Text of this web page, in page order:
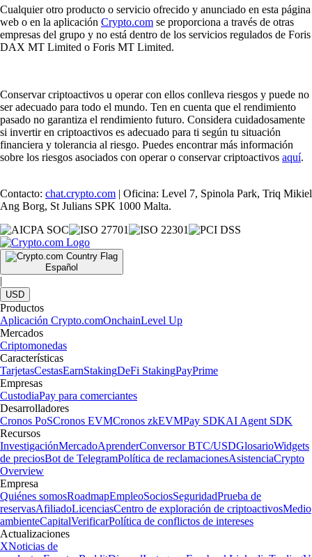
Cualquier otro producto o servicio ofrecido y anunciado en esta página
web o en la aplicación Crypto.com se proporciona a través de otras
empresas del grupo y no está dentro de los servicios regulados de Foris
DAX MT Limited o Foris MT Limited.
Conservar criptoactivos u operar con ellos conlleva riesgos y puede no
ser adecuado para todo el mundo. Ten en cuenta que el rendimiento
pasado no garantiza el rendimiento futuro. Considera cuidadosamente
si invertir en criptoactivos es adecuado para ti según tu situación
financiera y tolerancia al riesgo. Puedes encontrar más información
sobre los riesgos asociados con operar o conservar criptoactivos aquí.
Contacto: chat.crypto.com | Oficina: Level 7, Spinola Park, Triq Mikiel
Ang Borg, St Julians SPK 1000 Malta.
Español
|
USD
Productos
Aplicación Crypto.comOnchainLevel Up
Mercados
Criptomonedas
Características
TarjetasCestasEarnStakingDeFi StakingPayPrime
Empresas
CustodiaPay para comerciantes
Desarrolladores
Cronos PoSCronos EVMCronos zkEVMPay SDKAI Agent SDK
Recursos
InvestigaciónMercadoAprenderConversor BTC/USDGlosarioWidgets
de preciosBot de TelegramPolítica de reclamacionesAsistenciaCrypto
Overview
Empresa
Quiénes somosRoadmapEmpleoSociosSeguridadPrueba de
reservasAfiliadoLicenciasCentro de exploración de criptoactivosMedio
ambienteCapitalVerificarPolítica de conflictos de intereses
Actualizaciones
XNoticias de